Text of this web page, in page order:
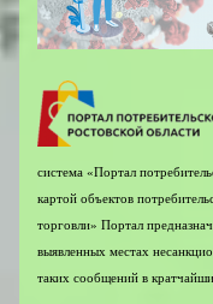
система «Портал
картой объектов
торговли» Портал
выявленных местах
таких сообщений в